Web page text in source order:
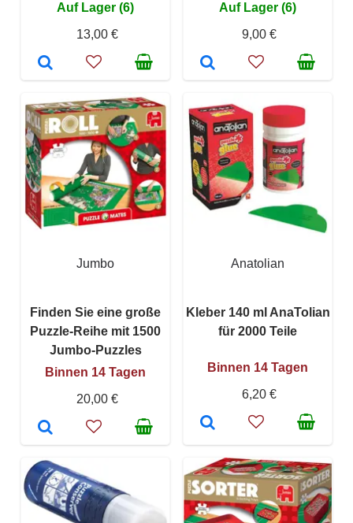
Auf Lager (6)
13,00 €
Auf Lager (6)
9,00 €
Jumbo
Finden Sie eine große
Puzzle-Reihe mit 1500
Jumbo-Puzzles
Binnen 14 Tagen
20,00 €
Anatolian
Kleber 140 ml AnaTolian
für 2000 Teile
Binnen 14 Tagen
6,20 €